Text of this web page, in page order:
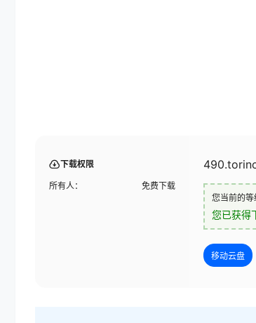
下载权限
所有人： 免费下载
您当前的等
您已获得
移动云盘